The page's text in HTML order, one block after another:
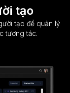
tạo
tạo để quản lý
tương tác.